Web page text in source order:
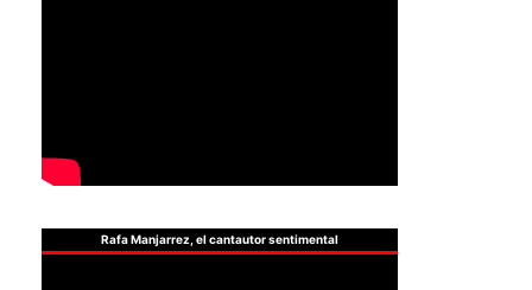
Rafa Manjarrez, el cantautor sentimental